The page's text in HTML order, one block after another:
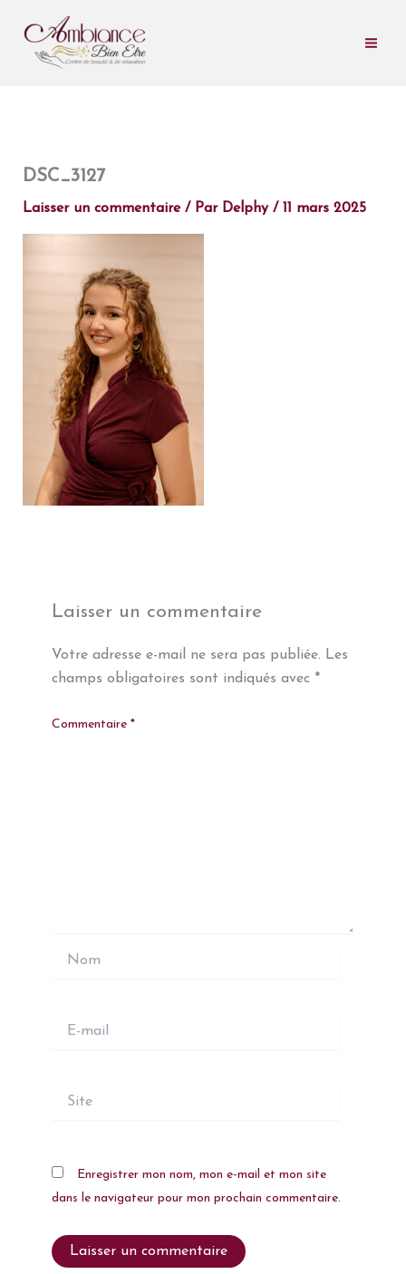
contenu
DSC_3127
Laisser un commentaire / Par Delphy / 11 mars 2025
Laisser un commentaire
Votre adresse e-mail ne sera pas publiée. Les
champs obligatoires sont indiqués avec *
Commentaire *
Nom
mail
Site
Enregistrer mon nom, mon e-mail et mon site
dans le navigateur pour mon prochain commentaire.